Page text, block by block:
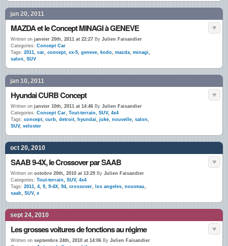
jan 20, 2011
MAZDA et le Concept MINAGI à GENEVE
Written on janvier 20th, 2011 at 22:27 By Julien Faisandier
Categories: Concept Car
Tags: 2011, car, concept, cx-5, geneve, kodo, mazda, minagi,
salon, SUV
jan 10, 2011
Hyundai CURB Concept
Written on janvier 10th, 2011 at 14:46 By Julien Faisandier
Categories: Concept Car, Tout-terrain, SUV, 4x4
Tags: concept, curb, detroit, hyundai, juke, nouvelle, salon,
SUV, veloster
oct 20, 2010
SAAB 9-4X, le Crossover par SAAB
Written on octobre 20th, 2010 at 13:29 By Julien Faisandier
Categories: Tout-terrain, SUV, 4x4
Tags: 2011, 4, 9, 9-4X, 94, crossover, los angeles, nouveau,
saab, SUV, x
sept 24, 2010
Les grosses voitures de fonctions au régime
Written on septembre 24th, 2010 at 14:06 By Julien Faisandier